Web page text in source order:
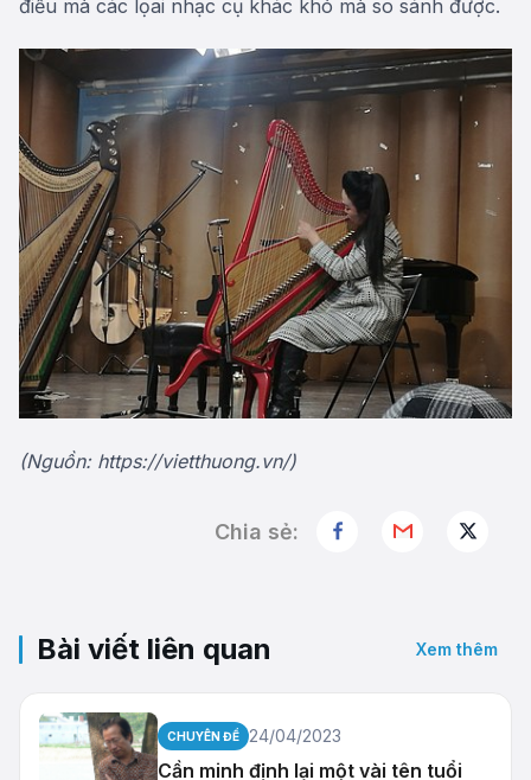
điều mà các lọai nhạc cụ khác khó mà so sánh được.
(Nguồn: https://vietthuong.vn/)
Chia sẻ:
Bài viết liên quan Xem thêm
CHUYÊN ĐỀ 24/04/2023
Cần minh định lại một vài tên tuổi